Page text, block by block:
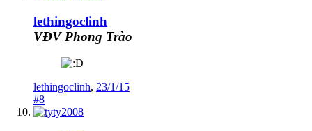
lethingoclinh
VĐV Phong Trào
lethingoclinh, 23/1/15
#8